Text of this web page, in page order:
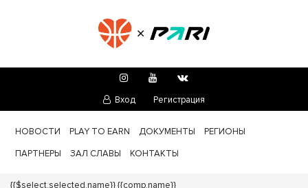
Вход Регистрация
НОВОСТИ PLAY TO EARN ДОКУМЕНТЫ
РЕГИОНЫ
ПАРТНЕРЫ
ЗАЛ СЛАВЫ КОНТАКТЫ
Турнир:
{{$select.selected.name}}{{comp.name}}